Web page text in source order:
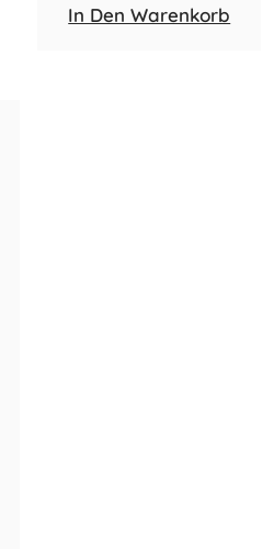
In Den Warenkorb